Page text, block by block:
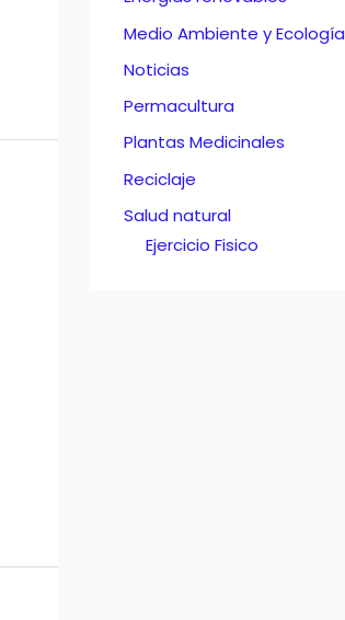
Medio Ambiente y Ecología
Noticias
Permacultura
Plantas Medicinales
Reciclaje
Salud natural
Ejercicio Fisico